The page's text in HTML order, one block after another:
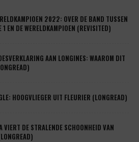
2022: OVER DE BAND TUSSEN
1 EN DE WERELDKAMPIOEN (REVISITED)
AAN LONGINES: WAAROM DIT
HOOGVLIEGER UIT FLEURIER (LONGREAD)
VIERT DE STRALENDE SCHOONHEID VAN